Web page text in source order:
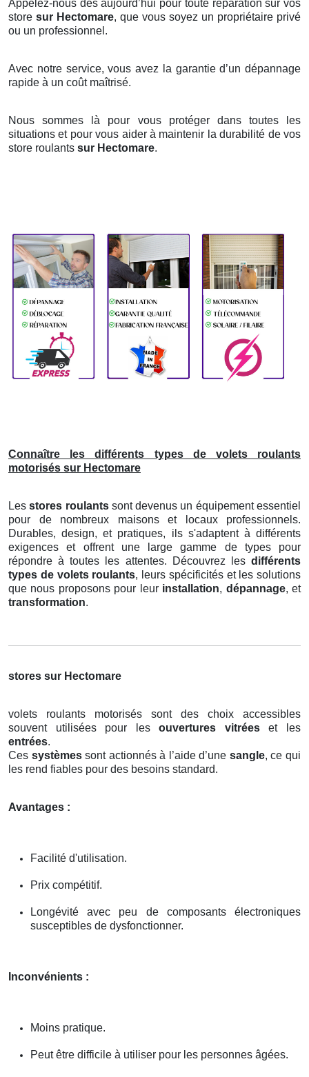
Appelez-nous dès aujourd’hui pour toute réparation sur vos
store sur Hectomare, que vous soyez un propriétaire privé
ou un professionnel.
Avec notre service, vous avez la garantie d’un dépannage
rapide à un coût maîtrisé.
Nous sommes là pour vous protéger dans toutes les
situations et pour vous aider à maintenir la durabilité de vos
store roulants sur Hectomare.
Connaître les différents types de volets roulants
motorisés sur Hectomare
Lesstores roulantssont devenus un équipement essentiel
pour de nombreux maisons et locaux professionnels.
Durables, design, et pratiques, ils s'adaptent à différents
exigences et offrent une large gamme de types pour
répondre à toutes les attentes. Découvrez les différents
types de volets roulants, leurs spécificités et les solutions
que nous proposons pour leur installation, dépannage, et
transformation.
stores sur Hectomare
volets roulants motorisés sont des choix accessibles
souvent utilisées pour lesouvertures vitréeset les
entrées.
Ces systèmessont actionnés à l’aide d’une sangle, ce qui
les rend fiables pour des besoins standard.
Avantages :
Facilité d'utilisation.
Prix compétitif.
Longévité avec peu de composants électroniques
susceptibles de dysfonctionner.
Inconvénients :
Moins pratique.
Peut être difficile à utiliser pour les personnes âgées.